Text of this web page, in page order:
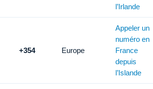
l’Irlande
+354 Europe
Appeler un
numéro en
France
depuis
l’Islande